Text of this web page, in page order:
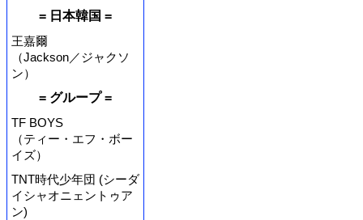
= 日本韓国 =
王嘉爾
（Jackson／ジャクソ
ン）
= グループ =
TF BOYS
（ティー・エフ・ボー
イズ）
TNT時代少年団 (シーダ
イシャオニェントゥア
ン)